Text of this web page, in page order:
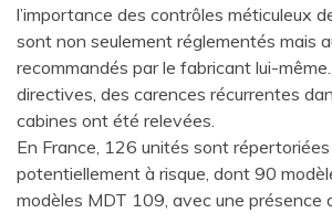
l’importance des contrôles méticuleux
sont non seulement réglementés mais
recommandés par le fabricant lui-
directives, des carences récurrentes
cabines ont été relevées.
En France, 126 unités sont
potentiellement à risque, dont 90
modèles MDT 109, avec une présence